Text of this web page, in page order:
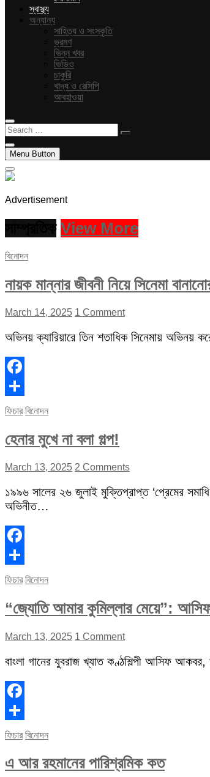
স্বাস্থ্য
অন্যান্য
সাহিত্য ও সংস্কৃতি
ভ্রমণ
ভিন্ন খবর
ভিডিও
চাকুরি
খাদ্য ও রেসিপি
আবহাওয়া
Search
…
Menu Button
Advertisement
View More
বিনোদন
নায়ক মান্নার জীবনী নিয়ে সিনেমা
March 14, 2025 1 Comment
অভিনয় ক্যারিয়ারে তিন শতাধিক সিনেমায় অভিনয়
Facebook
Share
ফিচার বিনোদন
হেনার মুখে না বলা গল্প!
March 13, 2025 2 Comments
১৯৯৬ সালের ২৬ জুলাই মুক্তিপ্রাপ্ত ‘প্রেমের
অভিনীত…
Facebook
Share
ফিচার বিনোদন
“জ্যোতি আমার কুমিল্লার মেয়ে”:
March 13, 2025 1 Comment
বাংলা গানের যুবরাজ খ্যাত কণ্ঠশিল্পী আসিফ আকবর,
Facebook
Share
ফিচার বিনোদন
এ আর রহমানের পারিশ্রমিক কত